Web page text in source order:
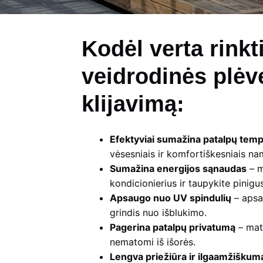
Kodėl verta
veidrodinės
klijavimą:
Efektyviai sumažina patalpų
vėsesniais ir komfortiškesniais
Sumažina energijos sąnaudas –
kondicionierius ir taupykite
Apsaugo nuo UV spindulių –
grindis nuo išblukimo.
Pagerina patalpų privatumą –
nematomi iš išorės.
Lengva priežiūra ir